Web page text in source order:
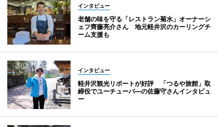
インタビュー
老舗の味を守る「レストラン菊水」オーナーシ
ェフ齊藤亮介さん 地元軽井沢のカーリングチ
ーム支援も
インタビュー
軽井沢観光リポートが好評 「つるや旅館」取
締役でユーチューバ―の佐藤守さんインタビュ
ー